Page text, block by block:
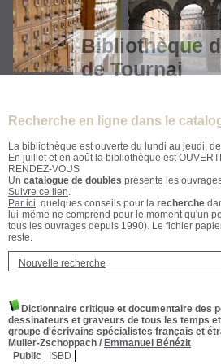
Bibliothèque
de Tournai
Recherche en ligne dans le
La bibliothèque est ouverte du lundi au jeudi,
En juillet et en août la bibliothèque est
RENDEZ-VOUS
Un catalogue de doubles présente les
Suivre ce lien.
Par ici, quelques conseils pour la recherche
lui-même ne comprend pour le moment qu'un
tous les ouvrages depuis 1990). Le fichier
reste.
Nouvelle recherche
Dictionnaire critique et documentaire des
dessinateurs et graveurs de tous les temps
groupe d'écrivains spécialistes français et
Muller-Zschoppach / Emmanuel Bénézit
Public
ISBD